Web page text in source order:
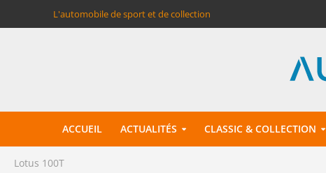
L'automobile de sport et de collection
ACCUEIL ACTUALITÉS CLASSIC & COLLECTION
Lotus 100T